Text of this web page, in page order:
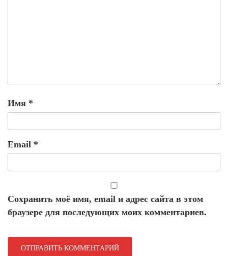
Имя *
Email *
Сохранить моё имя, email и адрес сайта в этом
браузере для последующих моих комментариев.